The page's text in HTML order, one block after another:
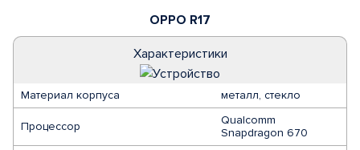
OPPO R17
Характеристики
Материал корпуса металл, стекло
Процессор
Qualcomm
Snapdragon 670